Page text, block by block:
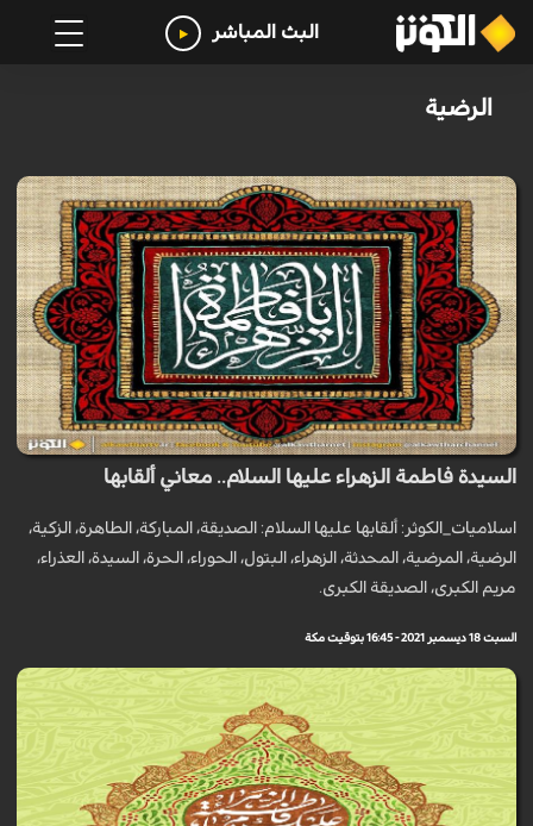
البث المباشر
الرضية
السيدة فاطمة الزهراء عليها السلام.. معاني ألقابها
اسلاميات_الكوثر: ألقابها عليها السلام: الصديقة، المباركة، الطاهرة، الزكية،
الرضية، المرضية، المحدثة، الزهراء، البتول، الحوراء، الحرة، السيدة، العذراء،
مريم الكبرى، الصديقة الكبرى.
السبت 18 ديسمبر 2021 - 16:45 بتوقيت مكة